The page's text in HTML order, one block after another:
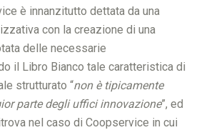
è innanzitutto dettata da una
con la creazione di una
delle necessarie
il Libro Bianco tale caratteristica di
strutturato “non è tipicamente
parte degli uffici innovazione”, ed
nel caso di Coopservice in cui